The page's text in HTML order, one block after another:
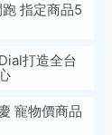
指定商品5
打造全台
寵物價商品